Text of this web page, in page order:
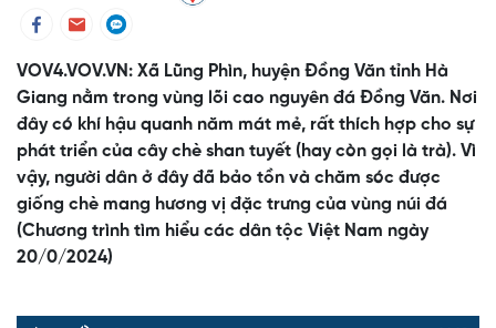
VOV4.VOV.VN: Xã Lũng Phìn, huyện Đồng Văn tỉnh Hà
Giang nằm trong vùng lõi cao nguyên đá Đồng Văn. Nơi
đây có khí hậu quanh năm mát mẻ, rất thích hợp cho sự
phát triển của cây chè shan tuyết (hay còn gọi là trà). Vì
vậy, người dân ở đây đã bảo tồn và chăm sóc được
giống chè mang hương vị đặc trưng của vùng núi đá
(Chương trình tìm hiểu các dân tộc Việt Nam ngày
20/0/2024)